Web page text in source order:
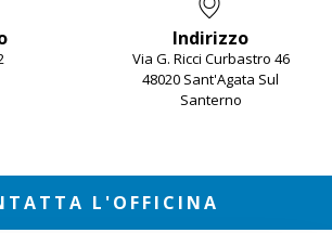
Indirizzo
Via G. Ricci Curbastro 46
48020 Sant'Agata Sul
Santerno
L'OFFICINA